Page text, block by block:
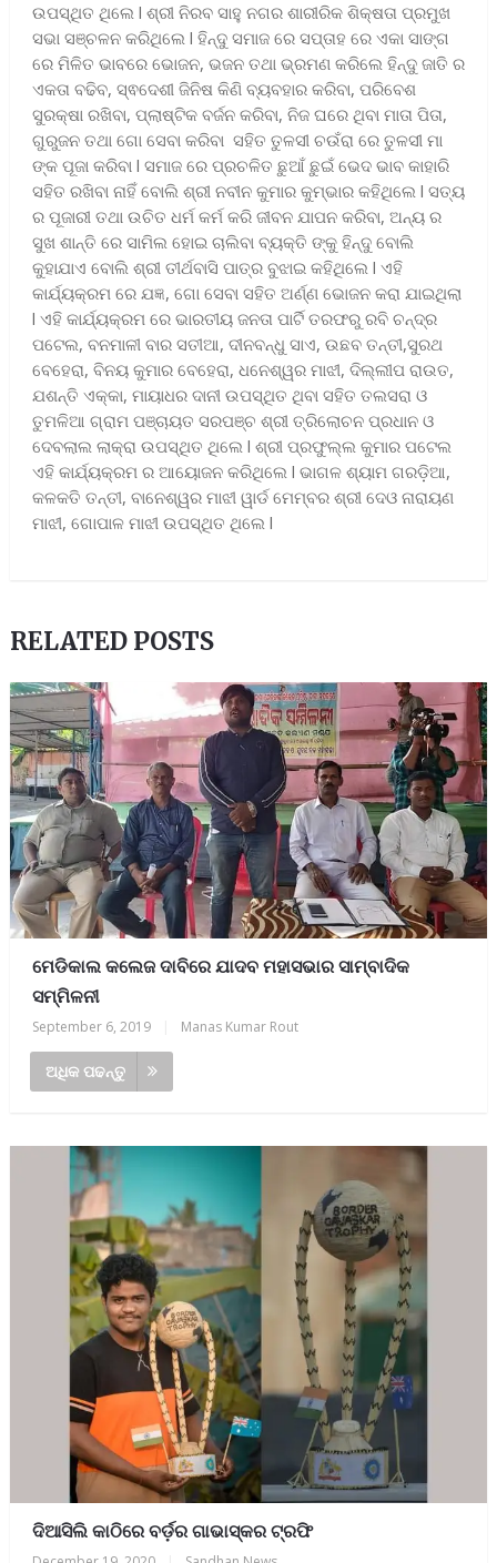
ଉପସ୍ଥିତ ଥିଲେ l ଶ୍ରୀ ନିରବ ସାହୁ ନଗର ଶାରୀରିକ ଶିକ୍ଷତା ପ୍ରମୁଖ
ସଭା ସଞ୍ଚଳନ କରିଥିଲେ l ହିନ୍ଦୁ ସମାଜ ରେ ସପ୍ତାହ ରେ ଏକା ସାଙ୍ଗ
ରେ ମିଳିତ ଭାବରେ ଭୋଜନ, ଭଜନ ତଥା ଭ୍ରମଣ କରିଲେ ହିନ୍ଦୁ ଜାତି ର
ଏକତା ବଢିବ, ସ୍ଵଦେଶୀ ଜିନିଷ କିଣି ବ୍ୟବହାର କରିବା, ପରିବେଶ
ସୁରକ୍ଷା ରଖିବା, ପ୍ଲାଷ୍ଟିକ ବର୍ଜନ କରିବା, ନିଜ ଘରେ ଥିବା ମାତା ପିତା,
ଗୁରୁଜନ ତଥା ଗୋ ସେବା କରିବା ସହିତ ତୁଳସୀ ଚଉଁରା ରେ ତୁଳସୀ ମା
ଙ୍କ ପୂଜା କରିବା l ସମାଜ ରେ ପ୍ରଚଳିତ ଛୁଆଁ ଛୁଇଁ ଭେଦ ଭାବ କାହାରି
ସହିତ ରଖିବା ନାହିଁ ବୋଲି ଶ୍ରୀ ନବୀନ କୁମାର କୁମ୍ଭାର କହିଥିଲେ l ସତ୍ୟ
ର ପୂଜାରୀ ତଥା ଉଚିତ ଧର୍ମ କର୍ମ କରି ଜୀବନ ଯାପନ କରିବା, ଅନ୍ୟ ର
ସୁଖ ଶାନ୍ତି ରେ ସାମିଲ ହୋଇ ଚାଲିବା ବ୍ୟକ୍ତି ଙ୍କୁ ହିନ୍ଦୁ ବୋଲି
କୁହାଯାଏ ବୋଲି ଶ୍ରୀ ତୀର୍ଥବାସି ପାତ୍ର ବୁଝାଇ କହିଥିଲେ l ଏହି
କାର୍ଯ୍ୟକ୍ରମ ରେ ଯଜ୍ଞ, ଗୋ ସେବା ସହିତ ଅର୍ଣ୍ଣ ଭୋଜନ କରା ଯାଇଥିଲା
l ଏହି କାର୍ଯ୍ୟକ୍ରମ ରେ ଭାରତୀୟ ଜନତା ପାର୍ଟି ତରଫରୁ ରବି ଚନ୍ଦ୍ର
ପଟେଲ, ବନମାଳୀ ବାର ସତୀଆ, ଦୀନବନ୍ଧୁ ସାଏ, ଉଛବ ତନ୍ତୀ,ସୁରଥ
ବେହେରା, ବିନୟ କୁମାର ବେହେରା, ଧନେଶ୍ୱର ମାଝୀ, ଦିଲ୍ଲୀପ ରାଉତ,
ଯଶନ୍ତି ଏକ୍କା, ମାୟାଧର ଦାନୀ ଉପସ୍ଥିତ ଥିବା ସହିତ ତଲସରା ଓ
ତୁମଳିଆ ଗ୍ରାମ ପଞ୍ଚାୟତ ସରପଞ୍ଚ ଶ୍ରୀ ତ୍ରିଲୋଚନ ପ୍ରଧାନ ଓ
ଦେବଲାଲ ଲାକ୍ରା ଉପସ୍ଥିତ ଥିଲେ l ଶ୍ରୀ ପ୍ରଫୁଲ୍ଲ କୁମାର ପଟେଲ
ଏହି କାର୍ଯ୍ୟକ୍ରମ ର ଆୟୋଜନ କରିଥିଲେ l ଭାଗଳ ଶ୍ୟାମ ଗରଡ଼ିଆ,
କଳକତି ତନ୍ତୀ, ବାନେଶ୍ୱର ମାଝୀ ୱାର୍ଡ ମେମ୍ବର ଶ୍ରୀ ଦେଓ ନାରାୟଣ
ମାଝୀ, ଗୋପାଳ ମାଝୀ ଉପସ୍ଥିତ ଥିଲେ l
RELATED POSTS
ମେଡିକାଲ କଲେଜ ଦାବିରେ ଯାଦବ ମହାସଭାର ସାମ୍ବାଦିକ
ସମ୍ମିଳନୀ
September 6, 2019 Manas Kumar Rout
ଅଧିକ ପଢନ୍ତୁ
ଦିଆସିଲି କାଠିରେ ବର୍ଡ଼ର ଗାଭାସ୍କର ଟ୍ରଫି